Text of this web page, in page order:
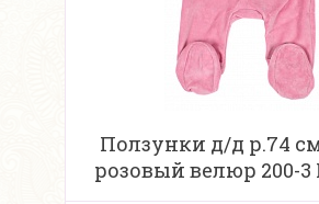
Ползунки д/д р.74
розовый велюр 200-